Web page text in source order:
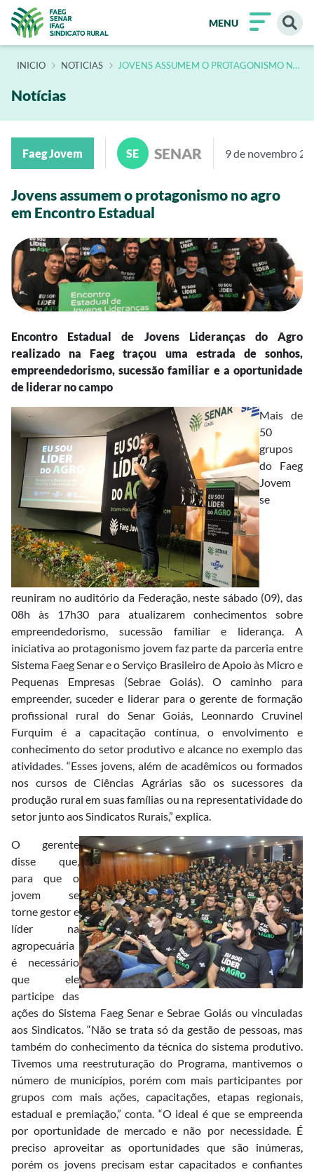
MENU
INÍCIO NOTICIAS JOVENS ASSUMEM O PROTAGONISMO NO
Notícias
Faeg Jovem SE SENAR 9 de novembro
Jovens assumem o protagonismo no agro
em Encontro Estadual
Encontro Estadual de Jovens Lideranças do Agro
realizado na Faeg traçou uma estrada de sonhos,
empreendedorismo, sucessão familiar e a oportunidade
de liderar no campo
Mais de
50
grupos
do Faeg
Jovem
se
reuniram no auditório da Federação, neste sábado (09), das
08h às 17h30 para atualizarem conhecimentos sobre
empreendedorismo, sucessão familiar e liderança. A
iniciativa ao protagonismo jovem faz parte da parceria entre
Sistema Faeg Senar e o Serviço Brasileiro de Apoio às Micro e
Pequenas Empresas (Sebrae Goiás). O caminho para
empreender, suceder e liderar para o gerente de formação
profissional rural do Senar Goiás, Leonnardo Cruvinel
Furquim é a capacitação contínua, o envolvimento e
conhecimento do setor produtivo e alcance no exemplo das
atividades. “Esses jovens, além de acadêmicos ou formados
nos cursos de Ciências Agrárias são os sucessores da
produção rural em suas famílias ou na representatividade do
setor junto aos Sindicatos Rurais,” explica.
O gerente
disse que,
para que o
jovem se
torne gestor e
líder na
agropecuária
é necessário
que ele
participe das
ações do Sistema Faeg Senar e Sebrae Goiás ou vinculadas
aos Sindicatos. “Não se trata só da gestão de pessoas, mas
também do conhecimento da técnica do sistema produtivo.
Tivemos uma reestruturação do Programa, mantivemos o
número de municípios, porém com mais participantes por
grupos com mais ações, capacitações, etapas regionais,
estadual e premiação,” conta. “O ideal é que se empreenda
por oportunidade de mercado e não por necessidade. É
preciso aproveitar as oportunidades que são inúmeras,
porém os jovens precisam estar capacitados e confiantes